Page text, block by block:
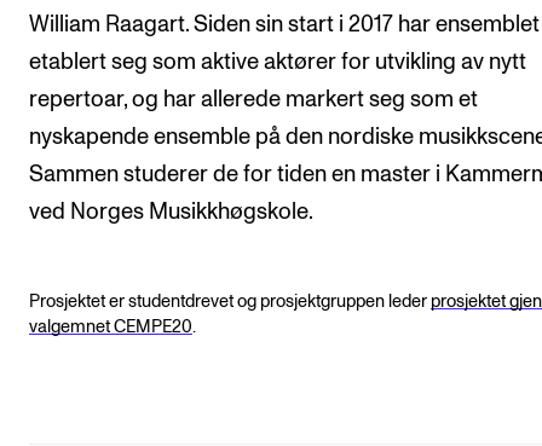
William Raagart. Siden sin start i 2017 har ensemblet
etablert seg som aktive aktører for utvikling av nytt
repertoar, og har allerede markert seg som et
nyskapende ensemble på den nordiske
Sammen studerer de for tiden en master i
ved Norges Musikkhøgskole.
Prosjektet er studentdrevet og prosjektgruppen leder prosjektet
valgemnet CEMPE20.